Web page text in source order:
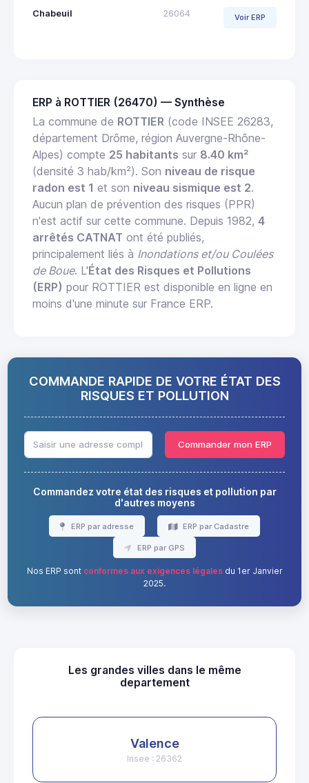
Chabeuil 26064 Voir ERP
ERP à ROTTIER (26470) — Synthèse
La commune de ROTTIER (code INSEE 26283,
département Drôme, région Auvergne-Rhône-
Alpes) compte 25 habitants sur 8.40 km²
(densité 3 hab/km²). Son niveau de risque
radon est 1 et son niveau sismique est 2.
Aucun plan de prévention des risques (PPR)
n'est actif sur cette commune. Depuis 1982, 4
arrêtés CATNAT ont été publiés,
principalement liés à Inondations et/ou Coulées
de Boue. L'État des Risques et Pollutions
(ERP) pour ROTTIER est disponible en ligne en
moins d'une minute sur France ERP.
COMMANDE RAPIDE DE VOTRE ÉTAT DES
RISQUES ET POLLUTION
Commander mon ERP
Commandez votre état des risques et pollution par
d'autres moyens
ERP par adresse ERP par Cadastre
ERP par GPS
Nos ERP sont conformes aux exigences légalesdu 1er Janvier
2025.
Les grandes villes dans le même
departement
Valence
Insee : 26362